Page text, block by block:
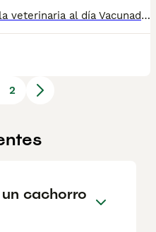
Entrega en toda España Cartilla veterinaria al día Vacunados y desparasitados según edad Microchip incluido Revisados por veterinario Cachorros socializados y acostumbrados al contacto humano Asesoramiento antes y después de la entrega 670864332 ADEMAS NO COBRAMOS NI UN EURO POR ADELANTADO , PASA QUE PAGAS Y LUEGO NO TE LLEGA NADA !!!!! los cachorros están socializados y en perfectas condiciones , mejor escríbenos al what y te detallamos info si quieres tener una buena experiencia este es tu sitio. . GRACIAS .......................................................................
2
cachorro